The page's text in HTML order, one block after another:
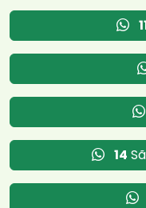
14